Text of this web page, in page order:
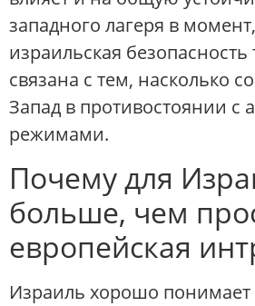
западного лагеря в
израильская
связана с тем, насколько
Запад в противостоянии с
режимами.
Почему для
больше, чем
европейская
Израиль хорошо понимает